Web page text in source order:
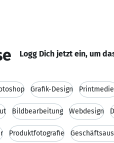
Logg Dich jetzt ein, um
Grafik-Design
Bildbearbeitung Webdesign
Produktfotografie